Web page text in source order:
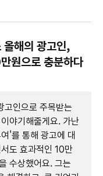
올해의 광고인,
원으로 충분하다
고인으로 주목받는
야기해줄게요. 가난
'를 통해 광고에 대
도 효과적인 10만
수상했어요. 그는